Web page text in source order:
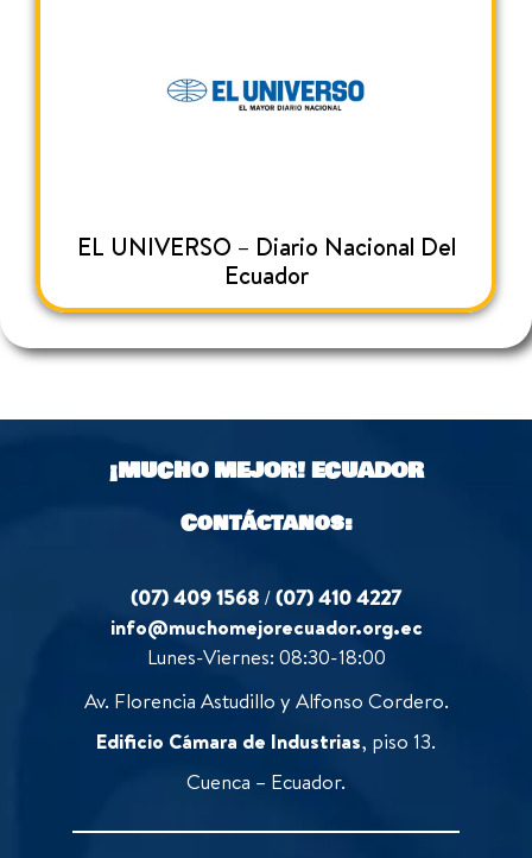
EL UNIVERSO – Diario Nacional Del
Ecuador
¡MUCHO MEJOR!ECUADOR
Contáctanos:
(07) 409 1568 /(07) 410 4227
info@muchomejorecuador.org.ec
Lunes-Viernes: 08:30-18:00
Av. Florencia Astudillo y Alfonso Cordero.
Edificio Cámara de Industrias, piso 13.
Cuenca – Ecuador.